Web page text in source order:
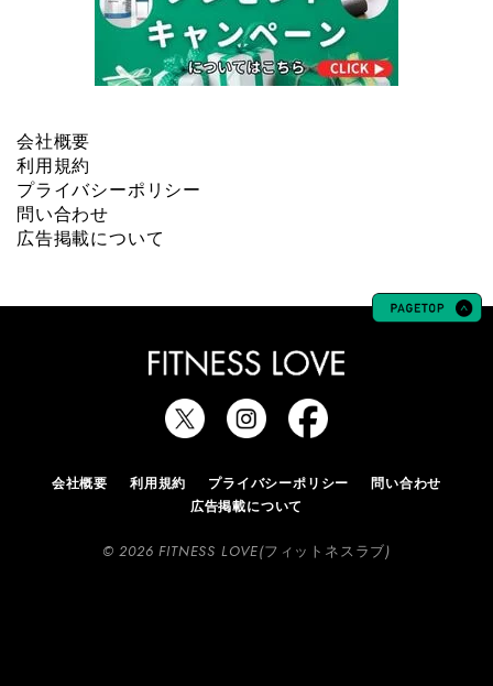
会社概要
利用規約
プライバシーポリシー
問い合わせ
広告掲載について
会社概要 利用規約 プライバシーポリシー
問い合わせ
広告掲載について
© 2026 FITNESS LOVE(フィットネスラブ)